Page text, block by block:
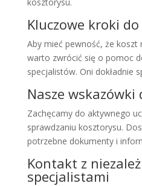
Kluczowe kroki do
Aby mieć pewność, że koszt
warto zwrócić się o pomoc
specjalistów. Oni dokładnie
Nasze
Zachęcamy do aktywnego
sprawdzaniu kosztorysu.
potrzebne dokumenty i
Kontakt z
specjalistami